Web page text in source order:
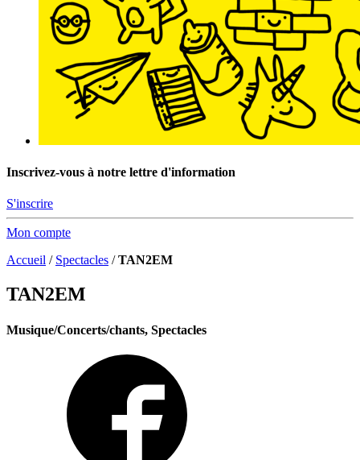
Inscrivez-vous à notre lettre d'information
S'inscrire
Mon compte
Accueil / Spectacles /TAN2EM
TAN2EM
Musique/Concerts/chants, Spectacles